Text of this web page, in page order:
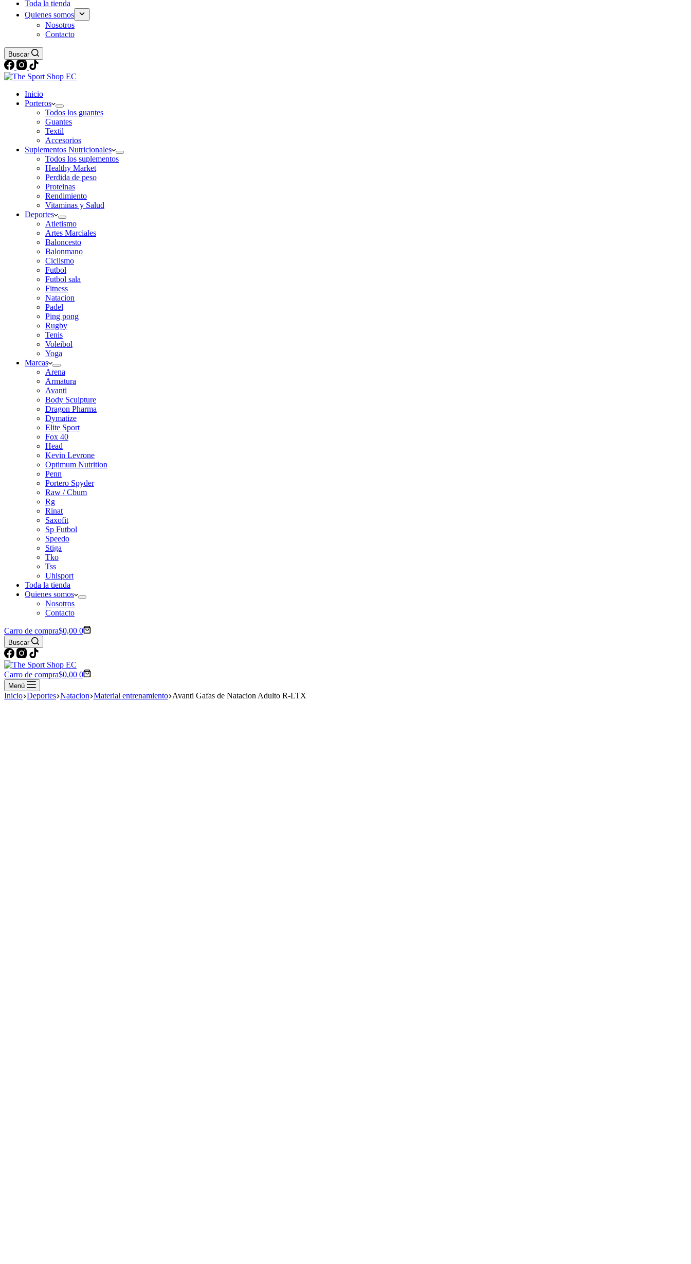
Toda la tienda
Quienes somos
Nosotros
Contacto
Buscar
Inicio
Porteros
Todos los guantes
Guantes
Textil
Accesorios
Suplementos Nutricionales
Todos los suplementos
Healthy Market
Perdida de peso
Proteinas
Rendimiento
Vitaminas y Salud
Deportes
Atletismo
Artes Marciales
Baloncesto
Balonmano
Ciclismo
Futbol
Futbol sala
Fitness
Natacion
Padel
Ping pong
Rugby
Tenis
Voleibol
Yoga
Marcas
Arena
Armatura
Avanti
Body Sculpture
Dragon Pharma
Dymatize
Elite Sport
Fox 40
Head
Kevin Levrone
Optimum Nutrition
Penn
Portero Spyder
Raw / Cbum
Rg
Rinat
Saxofit
Sp Futbol
Speedo
Stiga
Tko
Tss
Uhlsport
Toda la tienda
Quienes somos
Nosotros
Contacto
Carro de compra$0,00 0
Buscar
Carro de compra$0,00 0
Menú
Inicio Deportes Natacion Material entrenamiento Avanti Gafas de Natacion Adulto R-LTX